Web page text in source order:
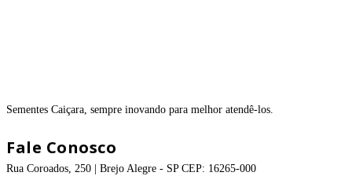
Sementes Caiçara, sempre inovando para melhor atendê-los.
Fale Conosco
Rua Coroados, 250 | Brejo Alegre - SP CEP: 16265-000